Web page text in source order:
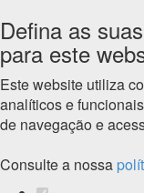
Defina as
para este
Este website utiliza
analíticos e
de navegação e
Consulte a nossa